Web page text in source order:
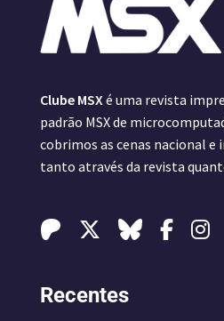
Clube MSX é uma revista
padrão MSX de
cobrimos as cenas nacional e
tanto através da revista
Recentes